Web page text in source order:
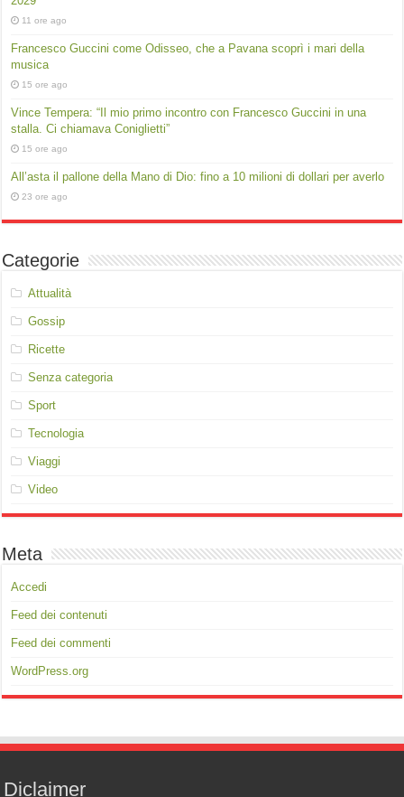
11 ore ago
Francesco Guccini come Odisseo, che a Pavana scoprì i mari della
musica
15 ore ago
Vince Tempera: “Il mio primo incontro con Francesco Guccini in una
stalla. Ci chiamava Coniglietti”
15 ore ago
All’asta il pallone della Mano di Dio: fino a 10 milioni di dollari per averlo
23 ore ago
Categorie
Attualità
Gossip
Ricette
Senza categoria
Sport
Tecnologia
Viaggi
Video
Meta
Accedi
Feed dei contenuti
Feed dei commenti
WordPress.org
Diclaimer